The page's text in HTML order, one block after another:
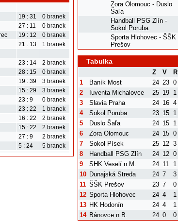
19 : 31
0 branek
27 : 11
0 branek
19 : 12
0 branek
21 : 13
1 branek
23 : 14
2 branek
28 : 15
0 branek
19 : 39
3 branek
15 : 29
3 branek
23 : 9
0 branek
23 : 22
1 branek
16 : 22
2 branek
15 : 22
2 branek
27 : 9
2 branek
5 : 24 5 branek
Zora Olomouc - Duslo
Šaľa
Handball PSG Zlín -
Sokol Poruba
Sporta Hlohovec - ŠŠK
Prešov
Tabulka
Z V R
1
Baník Most 24 23 0
2
Iuventa Michalovce 25 19 1
3
Slavia Praha 24 16 4
4
Sokol Poruba 23 15 1
5
Duslo Šaľa 24 15 1
6
Zora Olomouc 24 15 0
7
Sokol Písek 25 12 3
8
Handball PSG Zlín 24 12 0
9
SHK Veselí n.M. 24 11 1
10 Dunajská Streda 24 7 3
11 ŠŠK Prešov 23 7 0
12 Sporta Hlohovec 24 4 1
13 HK Hodonín 24 4 1
14 Bánovce n.B. 24 0 0